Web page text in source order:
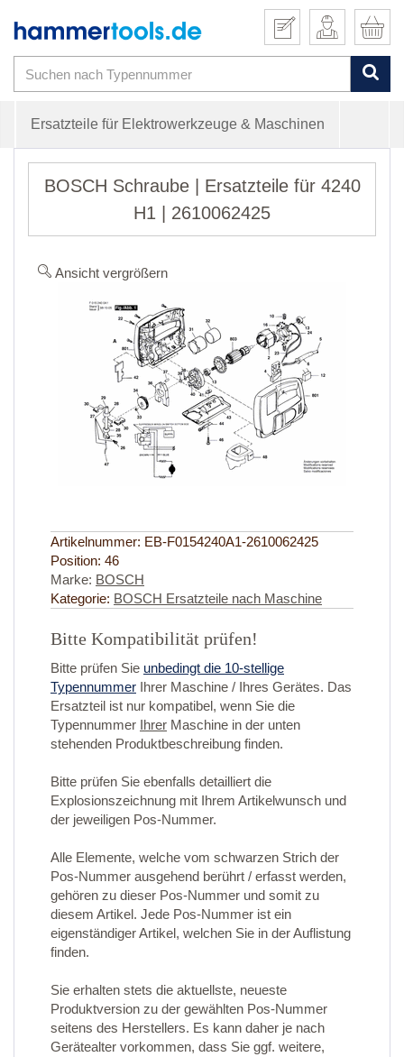
Ersatzteile für Elektrowerkzeuge & Maschinen
BOSCH Schraube | Ersatzteile für 4240
H1 | 2610062425
Ansicht vergrößern
Artikelnummer: EB-F0154240A1-2610062425
Position: 46
Marke: BOSCH
Kategorie: BOSCH Ersatzteile nach Maschine
Bitte Kompatibilität prüfen!
Bitte prüfen Sie unbedingt die 10-stellige
Typennummer Ihrer Maschine / Ihres Gerätes. Das
Ersatzteil ist nur kompatibel, wenn Sie die
Typennummer Ihrer Maschine in der unten
stehenden Produktbeschreibung finden.
Bitte prüfen Sie ebenfalls detailliert die
Explosionszeichnung mit Ihrem Artikelwunsch und
der jeweiligen Pos-Nummer.
Alle Elemente, welche vom schwarzen Strich der
Pos-Nummer ausgehend berührt / erfasst werden,
gehören zu dieser Pos-Nummer und somit zu
diesem Artikel. Jede Pos-Nummer ist ein
eigenständiger Artikel, welchen Sie in der Auflistung
finden.
Sie erhalten stets die aktuellste, neueste
Produktversion zu der gewählten Pos-Nummer
seitens des Herstellers. Es kann daher je nach
Gerätealter vorkommen, dass Sie ggf. weitere,